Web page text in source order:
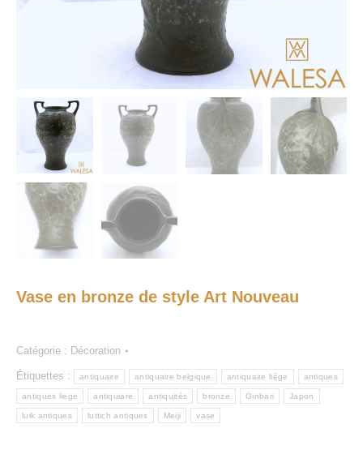
Vase en bronze de style Art Nouveau
Catégorie : Décoration
Étiquettes : antiquaire antiquaire belgique antiquaire liège antiques
antiques liege antiquiare antiquités bronze Ginbari Japon
luik antiques luttich antiques Meiji vase